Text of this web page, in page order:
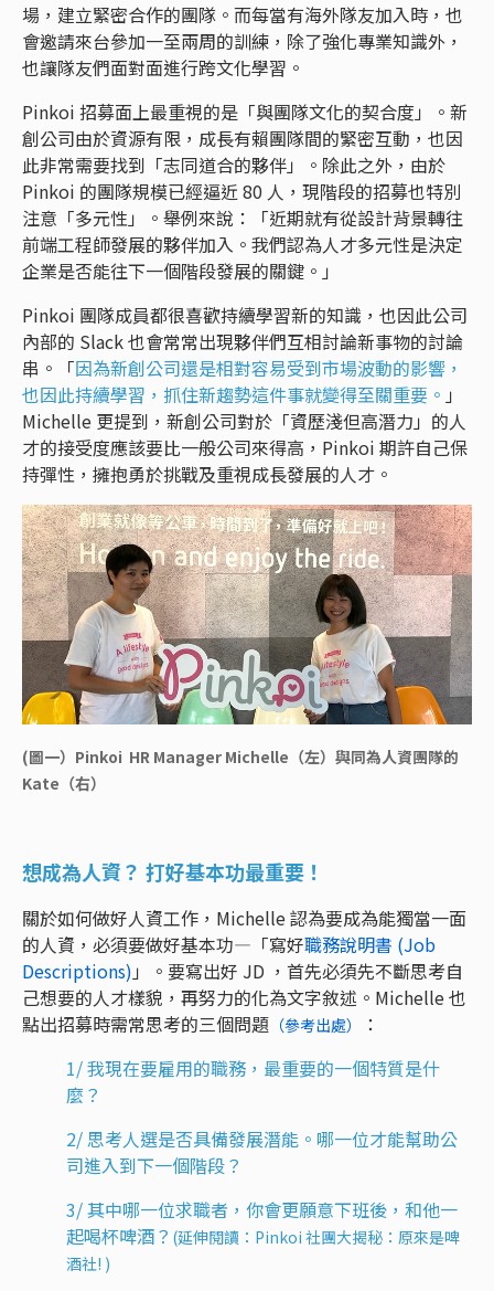
場，建立緊密合作的團隊。而每當有海外隊友加入時，也
會邀請來台參加一至兩周的訓練，除了強化專業知識外，
也讓隊友們面對面進行跨文化學習。
Pinkoi 招募面上最重視的是「與團隊文化的契合度」。新
創公司由於資源有限，成長有賴團隊間的緊密互動，也因
此非常需要找到「志同道合的夥伴」。除此之外，由於
Pinkoi 的團隊規模已經逼近 80 人，現階段的招募也特別
注意「多元性」。舉例來說：「近期就有從設計背景轉往
前端工程師發展的夥伴加入。我們認為人才多元性是決定
企業是否能往下一個階段發展的關鍵。」
Pinkoi 團隊成員都很喜歡持續學習新的知識，也因此公司
內部的 Slack 也會常常出現夥伴們互相討論新事物的討論
串。「因為新創公司還是相對容易受到市場波動的影響，
也因此持續學習，抓住新趨勢這件事就變得至關重要。 」
Michelle 更提到，新創公司對於「資歷淺但高潛力」的人
才的接受度應該要比一般公司來得高，Pinkoi 期許自己保
持彈性，擁抱勇於挑戰及重視成長發展的人才。
(圖一）Pinkoi HR Manager Michelle（左）與同為人資團隊的
Kate（右）
想成為人資？ 打好基本功最重要！
關於如何做好人資工作，Michelle 認為要成為能獨當一面
的人資，必須要做好基本功—「寫好職務說明書 (Job
Descriptions) 」。要寫出好 JD ，首先必須先不斷思考自
己想要的人才樣貌，再努力的化為文字敘述。Michelle 也
點出招募時需常思考的三個問題 （參考出處）
：
1/ 我現在要雇用的職務，最重要的一個特質是什
麼？
2/ 思考人選是否具備發展潛能。哪一位才能幫助公
司進入到下一個階段？
3/ 其中哪一位求職者，你會更願意下班後，和他一
起喝杯啤酒？ (延伸閱讀：Pinkoi 社團大揭秘：原來是啤
酒社! )